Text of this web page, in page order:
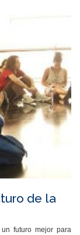
de la
futuro mejor para